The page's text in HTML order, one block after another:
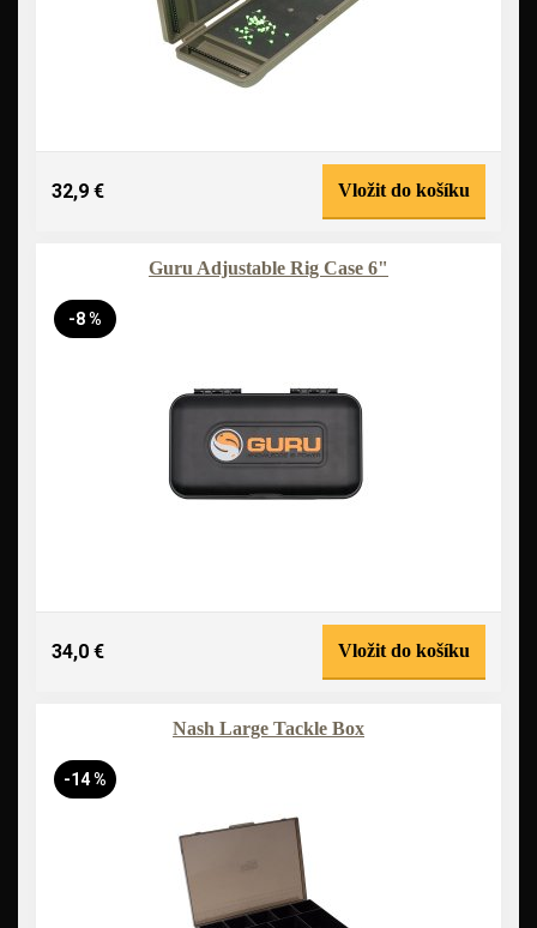
32,9 € Vložit do košíku
Guru Adjustable Rig Case 6"
-8 %
34,0 € Vložit do košíku
Nash Large Tackle Box
-14 %